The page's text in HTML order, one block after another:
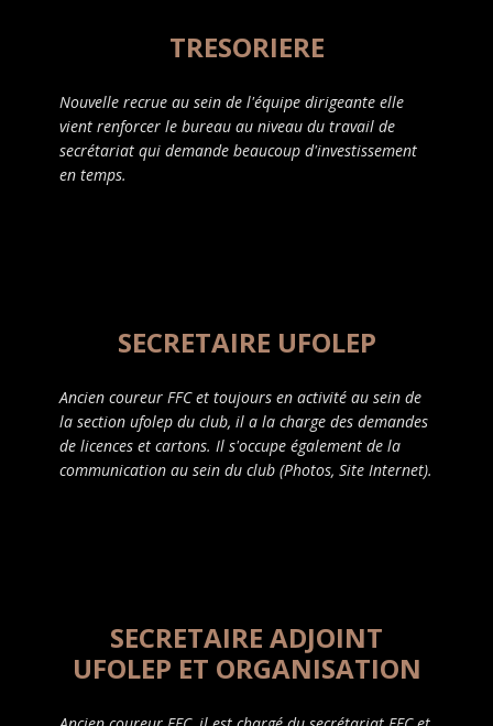
TRESORIERE
Nouvelle recrue au sein de l'équipe dirigeante elle
vient renforcer le bureau au niveau du travail de
secrétariat qui demande beaucoup d'investissement
en temps.
SECRETAIRE UFOLEP
Ancien coureur FFC et toujours en activité au sein de
la section ufolep du club, il a la charge des demandes
de licences et cartons. Il s'occupe également de la
communication au sein du club (Photos, Site Internet).
SECRETAIRE ADJOINT
UFOLEP ET ORGANISATION